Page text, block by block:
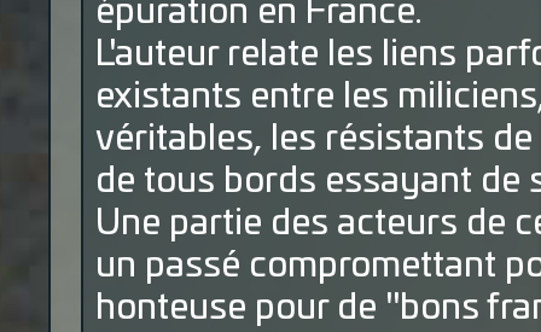
épuration en France.
L'auteur relate les liens
existants entre les
véritables, les résistants
de tous bords essayant de
Une partie des acteurs de
un passé compromettant
honteuse pour de "bons